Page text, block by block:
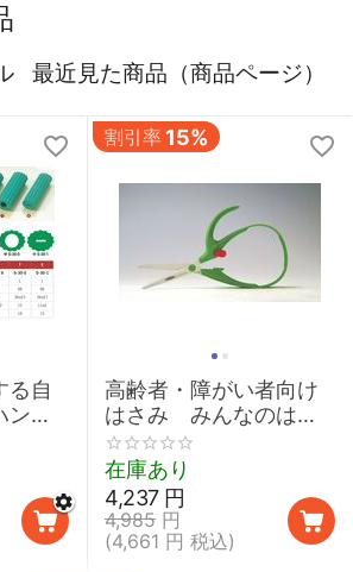
最近見た商品（商品ページ）
る自
ド
い
スプ
割引率 15%
高齢者・障がい者向け
はさみ みんなのはさ
みmimi
在庫あり
4,985 円
4,237 円
(4,661 円 税込)